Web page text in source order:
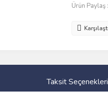
Ürün Paylaş :
Taksit Seçenekleri